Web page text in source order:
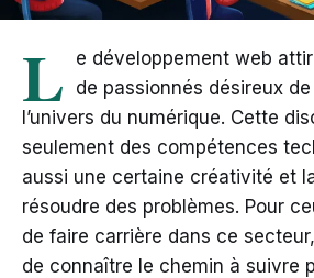
L
e développement web
de passionnés désireux
l’univers du numérique. Cette
seulement des compétences
aussi une certaine créativité et
résoudre des problèmes. Pour
de faire carrière dans ce
de connaître le chemin à suivre